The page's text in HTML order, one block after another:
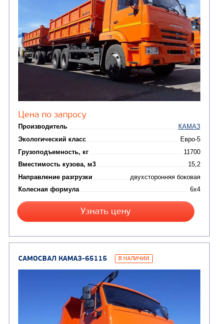
Автотопливозаправщики
CHAMELEON (г. Егорьевск)(8)
Молоковозы, водовозы(7)
Автогудронаторы(8)
Вакуумные машины
Илососные машины
Каналопромывочные
Комбинированные
Мусоровозы
САМОСВАЛ КАМАЗ-45143